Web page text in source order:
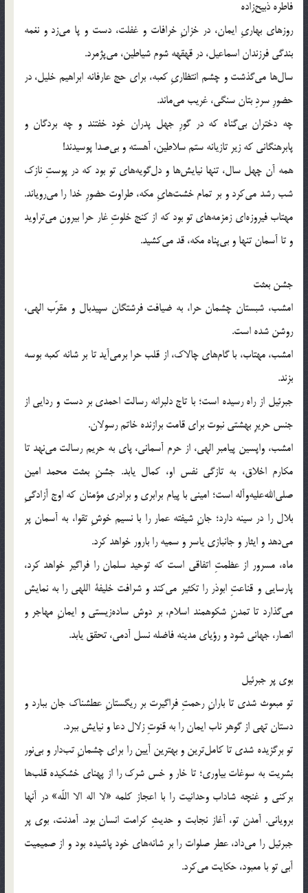
فاطره ذبیح‌زاده
روزهای بهاریِ ایمان، در خزانِ خرافات و غفلت، دست و پا می‌زد و نغمه
بندگی فرزندان اسماعیل، در قهقهه شوم شیاطین، می‌پژمرد.
سال‌ها می‌گذشت و چشم انتظاریِ کعبه، برای حج عارفانه ابراهیم خلیل، در
حضورِ سردِ بتان سنگی، غریب می‌ماند.
چه دختران بی‌گناه که در گورِ جهل پدران خود خفتند و چه بردگان و
پابرهنگانی که زیر تازیانه ستم سلاطین، آهسته و بی‌صدا پوسیدند!
همه آن چهل سال، تنها نیایش‌ها و دل‌گویه‌های تو بود که در پوستِ نازک
شب رشد می‌کرد و بر تمام خشت‌هایِ مکه، طراوت حضورِ خدا را می‌رویاند.
مهتاب فیروزه‌ای زمزمه‌های تو بود که از کنج خلوتِ غار حرا بیرون می‌تراوید
و تا آسمان تنها و بی‌پناه مکه، قد می‌کشید.
جشن بعثت
امشب، شبستان چشمان حرا، به ضیافت فرشتگان سپیدبال و مقرّب الهی،
روشن شده است.
امشب، مهتاب، با گام‌های چالاک، از قلب حرا برمی‌آید تا بر شانه کعبه بوسه
بزند.
جبرئیل از راه رسیده است؛ با تاج دلبرانه رسالت احمدی بر دست و ردایی از
جنس حریرِ بهشتی نبوت برای قامت برازنده خاتم رسولان.
امشب، واپسین پیامبر الهی، از حرم آسمانی، پای به حریم رسالت می‌نهد تا
مکارم اخلاق، به تازگی نفس او، کمال یابد. جشنِ بعثت محمد امین
صلی‌الله‌علیه‌و‌آله است؛ امینی با پیام برابری و برادری مؤمنان که اوج آزادگیِ
بلال را در سینه دارد؛ جانِ شیفته عمار را با نسیم خوشِ تقوا، به آسمان پر
می‌دهد و ایثار و جانبازی یاسر و سمیه را بارور خواهد کرد.
ماه، مسرور از عظمتِ اتفاقی است که توحید سلمان را فراگیر خواهد کرد،
پارسایی و قناعتِ ابوذر را تکثیر می‌کند و شرافت خلیفة اللهی را به نمایش
می‌گذارد تا تمدنِ شکوهمند اسلام، بر دوش ساده‌زیستی و ایمانِ مهاجر و
انصار، جهانی شود و رؤیای مدینه فاضله نسل آدمی، تحقق یابد.
بوی پر جبرئیل
تو مبعوث شدی تا بارانِ رحمتِ فراگیرت بر ریگستانِ عطشناک جان ببارد و
دستان تهی از گوهر ناب ایمان را به قنوتِ زلال دعا و نیایش ببرد.
تو برگزیده شدی تا کامل‌ترین و بهترین آیین را برای چشمانِ تب‌دار و بی‌نور
بشریت به سوغات بیاوری؛ تا خار و خس شرک را از پهنای خشکیده قلب‌ها
برکنی و غنچه شاداب وحدانیت را با اعجاز کلمه «لا اله الا اللّه‌» در آنها
برویانی. آمدن تو، آغاز نجابت و حدیثِ کرامت انسان بود. آمدنت، بوی پر
جبرئیل را می‌داد، عطر صلوات را بر شانه‌های خود پاشیده بود و از صمیمیت
آبی تو با معبود، حکایت می‌کرد.